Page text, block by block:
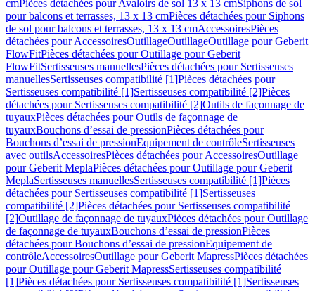
cmPièces détachées pour Avaloirs de sol 13 x 13 cmSiphons de sol
pour balcons et terrasses, 13 x 13 cmPièces détachées pour Siphons
de sol pour balcons et terrasses, 13 x 13 cmAccessoiresPièces
détachées pour AccessoiresOutillageOutillageOutillage pour Geberit
FlowFitPièces détachées pour Outillage pour Geberit
FlowFitSertisseuses manuellesPièces détachées pour Sertisseuses
manuellesSertisseuses compatibilité [1]Pièces détachées pour
Sertisseuses compatibilité [1]Sertisseuses compatibilité [2]Pièces
détachées pour Sertisseuses compatibilité [2]Outils de façonnage de
tuyauxPièces détachées pour Outils de façonnage de
tuyauxBouchons d’essai de pressionPièces détachées pour
Bouchons d’essai de pressionEquipement de contrôleSertisseuses
avec outilsAccessoiresPièces détachées pour AccessoiresOutillage
pour Geberit MeplaPièces détachées pour Outillage pour Geberit
MeplaSertisseuses manuellesSertisseuses compatibilité [1]Pièces
détachées pour Sertisseuses compatibilité [1]Sertisseuses
compatibilité [2]Pièces détachées pour Sertisseuses compatibilité
[2]Outillage de façonnage de tuyauxPièces détachées pour Outillage
de façonnage de tuyauxBouchons d’essai de pressionPièces
détachées pour Bouchons d’essai de pressionEquipement de
contrôleAccessoiresOutillage pour Geberit MapressPièces détachées
pour Outillage pour Geberit MapressSertisseuses compatibilité
[1]Pièces détachées pour Sertisseuses compatibilité [1]Sertisseuses